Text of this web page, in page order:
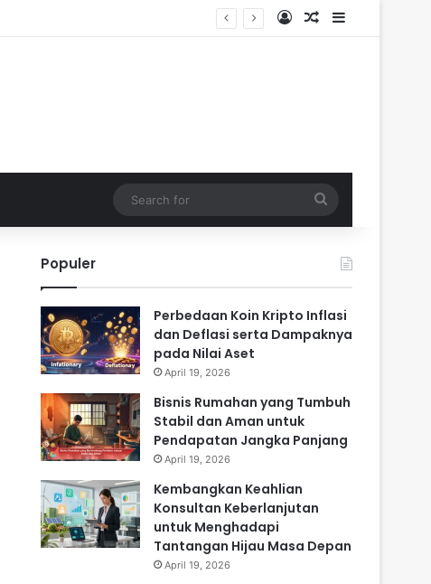
Log InRandom Article
Sidebar
for
Populer
Perbedaan Koin Kripto Inflasi
dan Deflasi serta Dampaknya
pada Nilai Aset
April 19, 2026
Bisnis Rumahan yang Tumbuh
Stabil dan Aman untuk
Pendapatan Jangka Panjang
April 19, 2026
Kembangkan Keahlian
Konsultan Keberlanjutan
untuk Menghadapi
Tantangan Hijau Masa Depan
April 19, 2026